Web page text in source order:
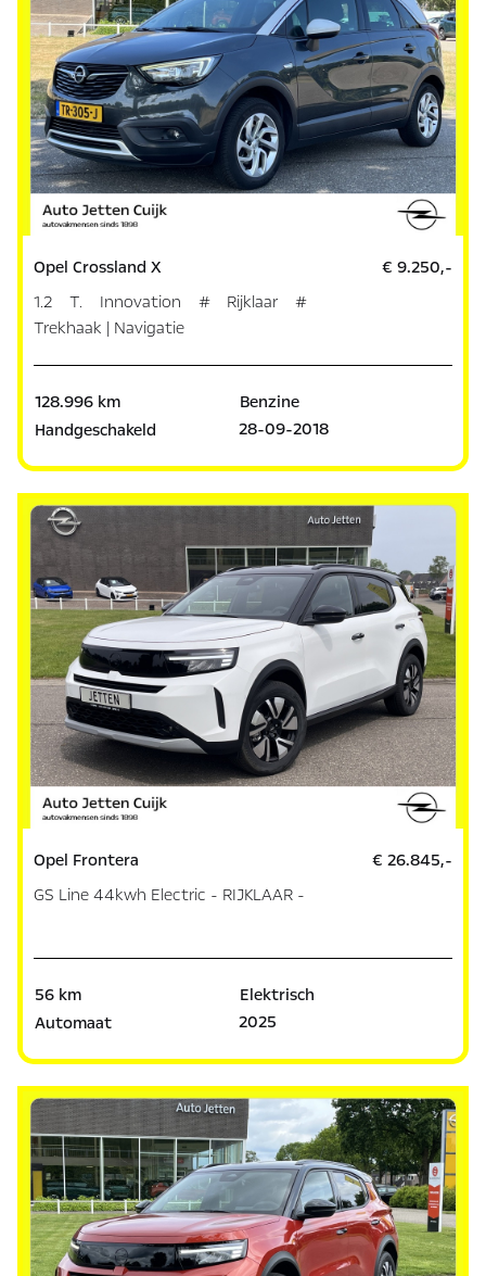
Opel Crossland X
1.2 T. Innovation # Rijklaar #
Trekhaak | Navigatie
€ 9.250,-
128.996 km
Benzine
Handgeschakeld
28-09-2018
Opel Frontera
GS Line 44kwh Electric - RIJKLAAR -
€ 26.845,-
56 km
Elektrisch
Automaat
2025